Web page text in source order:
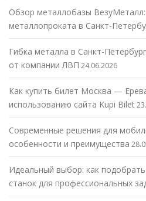
Обзор металлобазы
металлопроката в Санкт-
Гибка металла в Санкт-
от компании ЛВП 24.06.2026
Как купить билет Москва —
использованию сайта Kupi Bilet
Современные решения для
особенности и преимущества
Идеальный выбор: как
станок для профессиональных